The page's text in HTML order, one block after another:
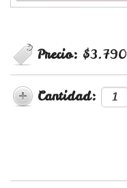
Precio: $3.790
Cantidad: